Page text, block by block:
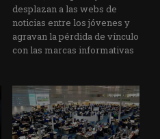
desplazan a las webs de
noticias entre los jóvenes y
agravan la pérdida de vínculo
con las marcas informativas